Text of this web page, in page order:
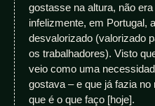
gostasse na altura, não
infelizmente, em Portugal,
desvalorizado (valorizado
os trabalhadores). Visto
veio como uma
gostava – e que já fazia no
que é o que faço [hoje].